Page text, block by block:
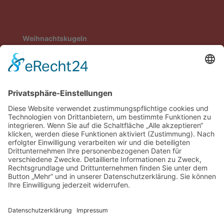
Weihnachtskugeln
Tassen & Karten
Das Hospiz
Chari-Blog
Impressum
Datenschutzerklärung